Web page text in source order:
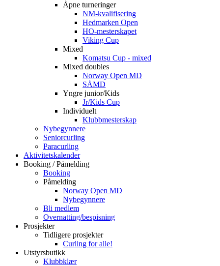
Åpne turneringer
NM-kvalifisering
Hedmarken Open
HO-mesterskapet
Viking Cup
Mixed
Komatsu Cup - mixed
Mixed doubles
Norway Open MD
SÅMD
Yngre junior/Kids
Jr/Kids Cup
Individuelt
Klubbmesterskap
Nybegynnere
Seniorcurling
Paracurling
Aktivitetskalender
Booking / Påmelding
Booking
Påmelding
Norway Open MD
Nybegynnere
Bli medlem
Overnatting/bespisning
Prosjekter
Tidligere prosjekter
Curling for alle!
Utstyrsbutikk
Klubbklær